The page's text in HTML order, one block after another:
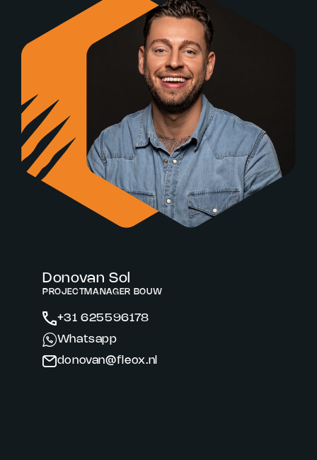
Donovan Sol
PROJECTMANAGER BOUW
+31 625596178
Whatsapp
donovan@fleox.nl